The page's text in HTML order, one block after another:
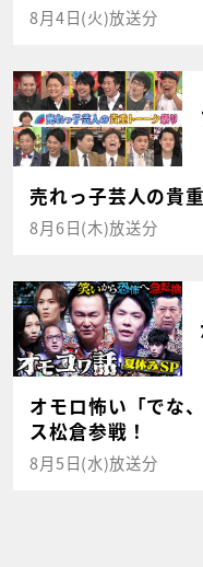
8月4日(火)放送分
売れっ子芸人の貴
8月6日(木)放送分
オモロ怖い「でな
ス松倉参戦！
8月5日(水)放送分